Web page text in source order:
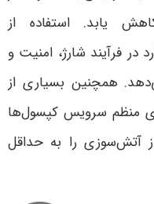
یابد. استفاده از
فرآیند شارژ، امنیت و
همچنین بسیاری از
منظم سرویس کپسول‌ها
آتش‌سوزی را به حداقل